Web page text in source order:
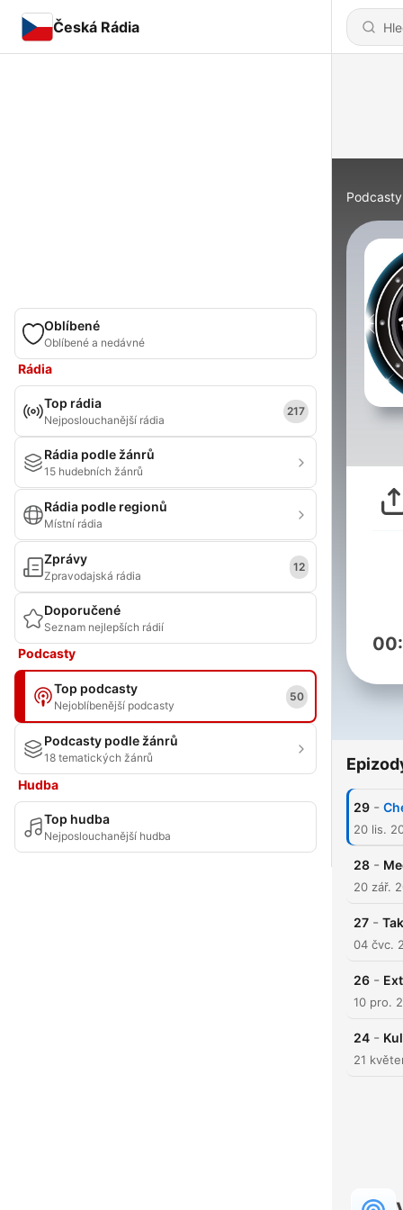
Česká Rádia
Oblíbené
Oblíbené a nedávné
Rádia
Top rádia
Nejposlouchanější rádia
217
Rádia podle žánrů
15 hudebních žánrů
Rádia podle regionů
Místní rádia
Zprávy
Zpravodajská rádia
12
Doporučené
Seznam nejlepších rádií
Podcasty
Top podcasty
Nejoblíbenější podcasty
50
Podcasty podle žánrů
18 tematických žánrů
Hudba
Top hudba
Nejposlouchanější hudba
Podcasty
29 -
20 lis.
28 -
20 zář.
27 -
04 čvc.
26 -
10 pro.
24 -
21